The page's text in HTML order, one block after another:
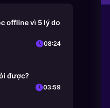
offline vì 5 lý do
08:24
được?
03:59